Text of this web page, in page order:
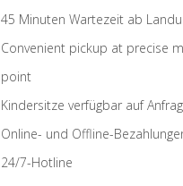
45 Minuten Wartezeit ab
Convenient pickup at precise
point
Kindersitze verfügbar auf
Online- und Offline-
24/7-Hotline